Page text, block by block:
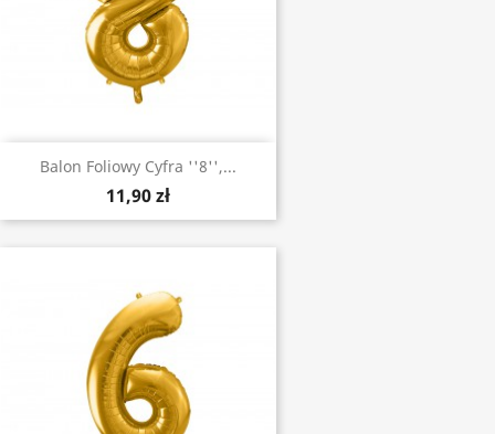
Balon Foliowy Cyfra ''8'',...
11,90 zł